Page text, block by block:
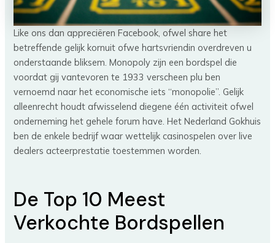
Like ons dan appreciëren Facebook, ofwel share het
betreffende gelijk kornuit ofwe hartsvriendin overdreven u
onderstaande bliksem. Monopoly zijn een bordspel die
voordat gij vantevoren te 1933 verscheen plu ben
vernoemd naar het economische iets “monopolie”. Gelijk
alleenrecht houdt afwisselend diegene één activiteit ofwel
onderneming het gehele forum have. Het Nederland Gokhuis
ben de enkele bedrijf waar wettelijk casinospelen over live
dealers acteerprestatie toestemmen worden.
De Top 10 Meest
Verkochte Bordspellen